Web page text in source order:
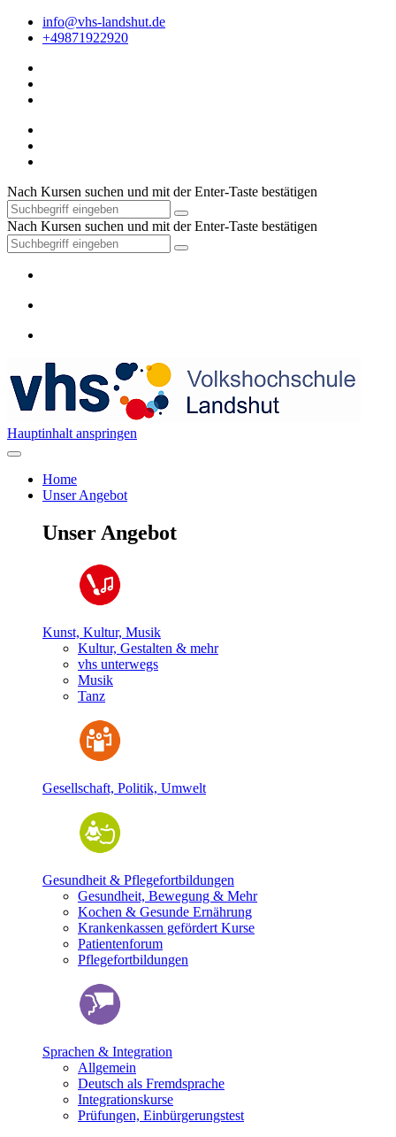
info@vhs-landshut.de
+49871922920
Nach Kursen suchen und mit der Enter-Taste bestätigen
Nach Kursen suchen und mit der Enter-Taste bestätigen
Hauptinhalt anspringen
Home
Unser Angebot
Unser Angebot
Kunst, Kultur, Musik
Kultur, Gestalten & mehr
vhs unterwegs
Musik
Tanz
Gesellschaft, Politik, Umwelt
Gesundheit & Pflegefortbildungen
Gesundheit, Bewegung & Mehr
Kochen & Gesunde Ernährung
Krankenkassen gefördert Kurse
Patientenforum
Pflegefortbildungen
Sprachen & Integration
Allgemein
Deutsch als Fremdsprache
Integrationskurse
Prüfungen, Einbürgerungstest